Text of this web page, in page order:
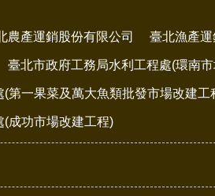
農產運銷股份有限公司 臺北漁產運
臺北市政府工務局水利工程處(環南
第一果菜及萬大魚類批發市場改建工
成功市場改建工程)